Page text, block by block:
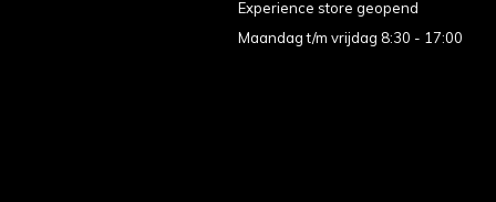
Experience store geopend
Maandag t/m vrijdag 8:30 - 17:00